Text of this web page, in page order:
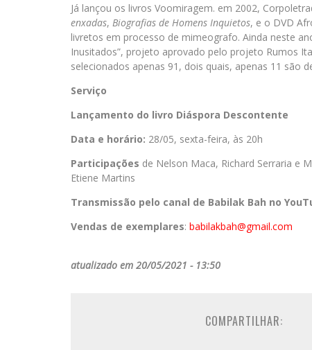
Já lançou os livros Voomiragem. em 2002,
enxadas, Biografias de Homens Inquietos, e o DVD
livretos em processo de mimeografo. Ainda neste
Inusitados”, projeto aprovado pelo projeto Rumos
selecionados apenas 91, dois quais, apenas 11 são
Serviço
Lançamento do livro Diáspora Descontente
Data e horário: 28/05, sexta-feira, às 20h
Participações de Nelson Maca, Richard Serraria e
Etiene Martins
Transmissão pelo canal de Babilak Bah no
Vendas de exemplares: babilakbah@gmail.com
atualizado em 20/05/2021 - 13:50
COMPARTILHAR: